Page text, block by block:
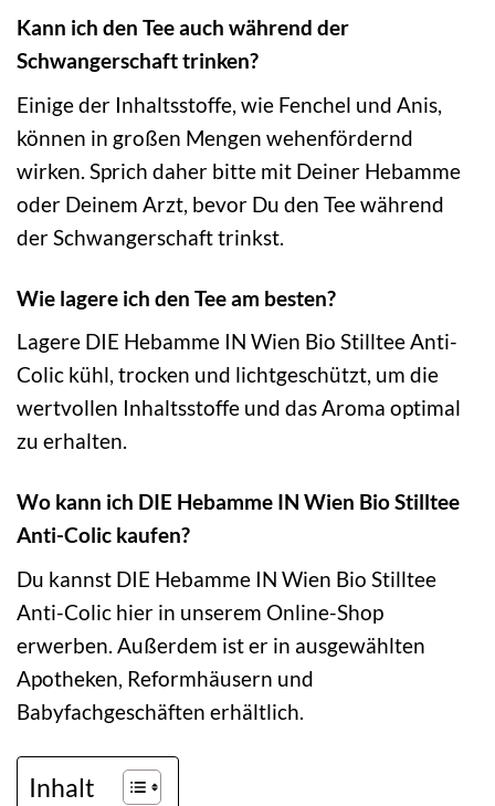
Kann ich den Tee auch während der
Schwangerschaft trinken?
Einige der Inhaltsstoffe, wie Fenchel und Anis,
können in großen Mengen wehenfördernd
wirken. Sprich daher bitte mit Deiner Hebamme
oder Deinem Arzt, bevor Du den Tee während
der Schwangerschaft trinkst.
Wie lagere ich den Tee am besten?
Lagere DIE Hebamme IN Wien Bio Stilltee Anti-
Colic kühl, trocken und lichtgeschützt, um die
wertvollen Inhaltsstoffe und das Aroma optimal
zu erhalten.
Wo kann ich DIE Hebamme IN Wien Bio Stilltee
Anti-Colic kaufen?
Du kannst DIE Hebamme IN Wien Bio Stilltee
Anti-Colic hier in unserem Online-Shop
erwerben. Außerdem ist er in ausgewählten
Apotheken, Reformhäusern und
Babyfachgeschäften erhältlich.
Inhalt